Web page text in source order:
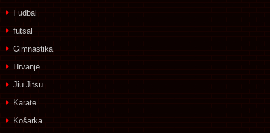
Fudbal
futsal
Gimnastika
Hrvanje
Jiu Jitsu
Karate
Košarka